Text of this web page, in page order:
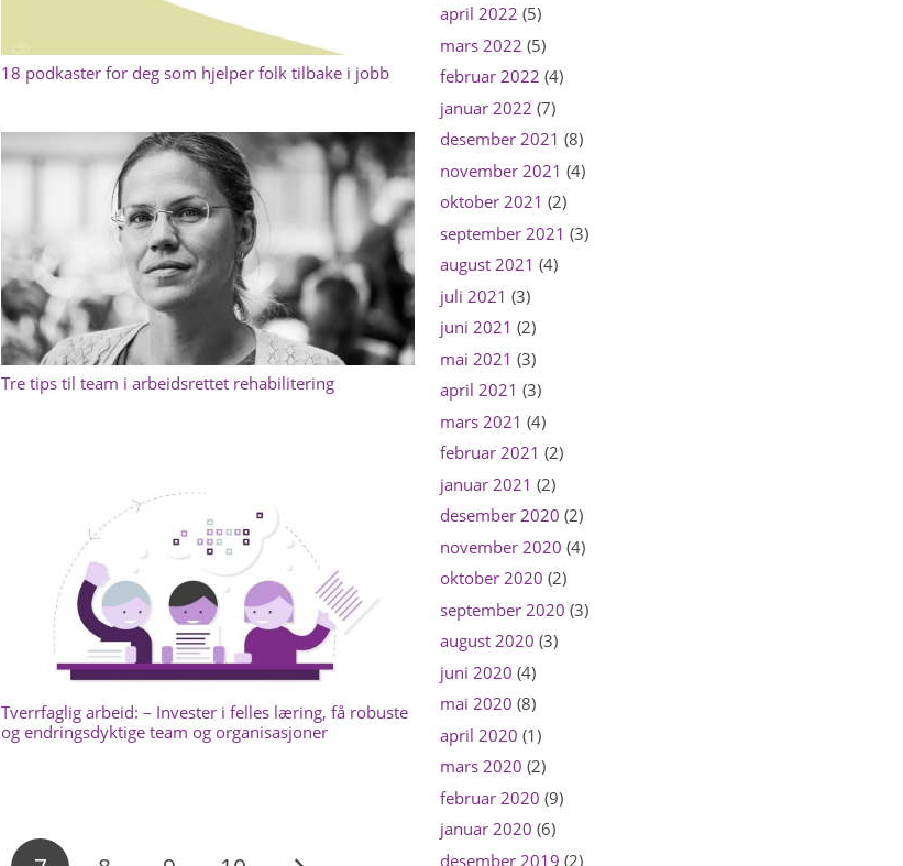
18 podkaster for deg som hjelper folk tilbake i jobb
Tre tips til team i arbeidsrettet rehabilitering
Tverrfaglig arbeid: – Invester i felles læring, få robuste
og endringsdyktige team og organisasjoner
april 2022 (5)
mars 2022 (5)
februar 2022 (4)
januar 2022 (7)
desember 2021 (8)
november 2021 (4)
oktober 2021 (2)
september 2021 (3)
august 2021 (4)
juli 2021 (3)
juni 2021 (2)
mai 2021 (3)
april 2021 (3)
mars 2021 (4)
februar 2021 (2)
januar 2021 (2)
desember 2020 (2)
november 2020 (4)
oktober 2020 (2)
september 2020 (3)
august 2020 (3)
juni 2020 (4)
mai 2020 (8)
april 2020 (1)
mars 2020 (2)
februar 2020 (9)
januar 2020 (6)
desember 2019 (2)